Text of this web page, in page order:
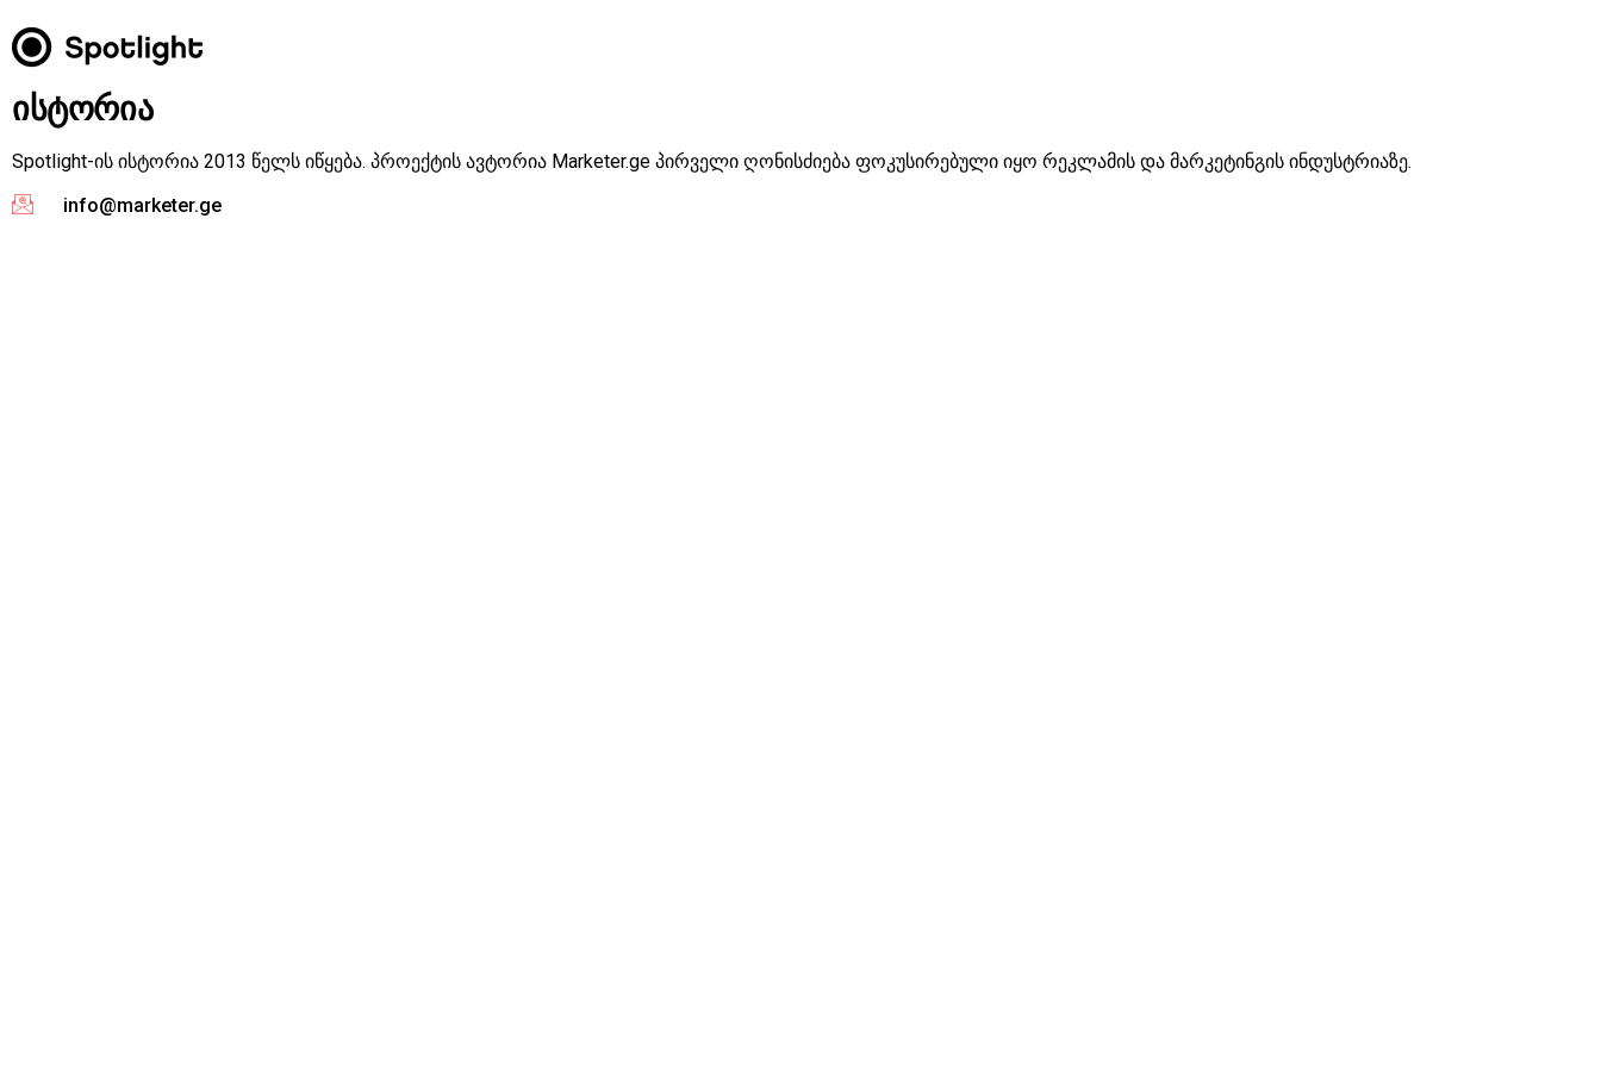
ისტორია
Spotlight-ის ისტორია 2013 წელს იწყება. პროექტის ავტორია Marketer.ge პირველი ღონისძიება ფოკუსირებული იყო რეკლამის და მარკეტინგის ინდუსტრიაზე.
info@marketer.ge